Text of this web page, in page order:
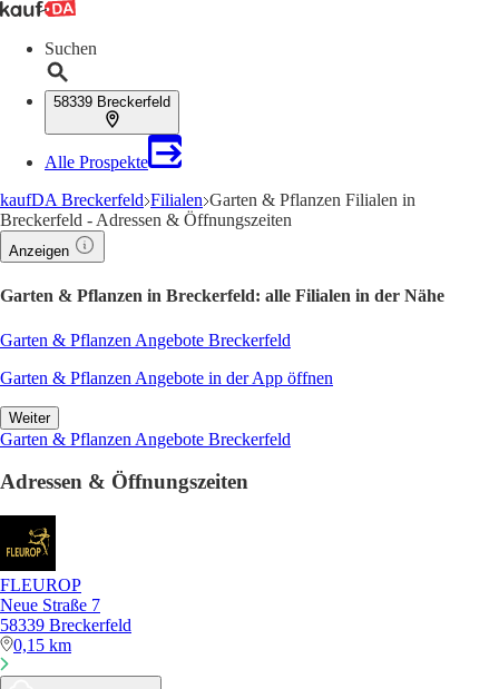
Suchen
58339 Breckerfeld
Alle Prospekte
kaufDA Breckerfeld Filialen Garten & Pflanzen Filialen in
Breckerfeld - Adressen & Öffnungszeiten
Anzeigen
Garten & Pflanzen in Breckerfeld: alle Filialen in der Nähe
Garten & Pflanzen Angebote Breckerfeld
Garten & Pflanzen Angebote in der App öffnen
Weiter
Garten & Pflanzen Angebote Breckerfeld
Adressen & Öffnungszeiten
FLEUROP
Neue Straße 7
58339 Breckerfeld
0,15 km